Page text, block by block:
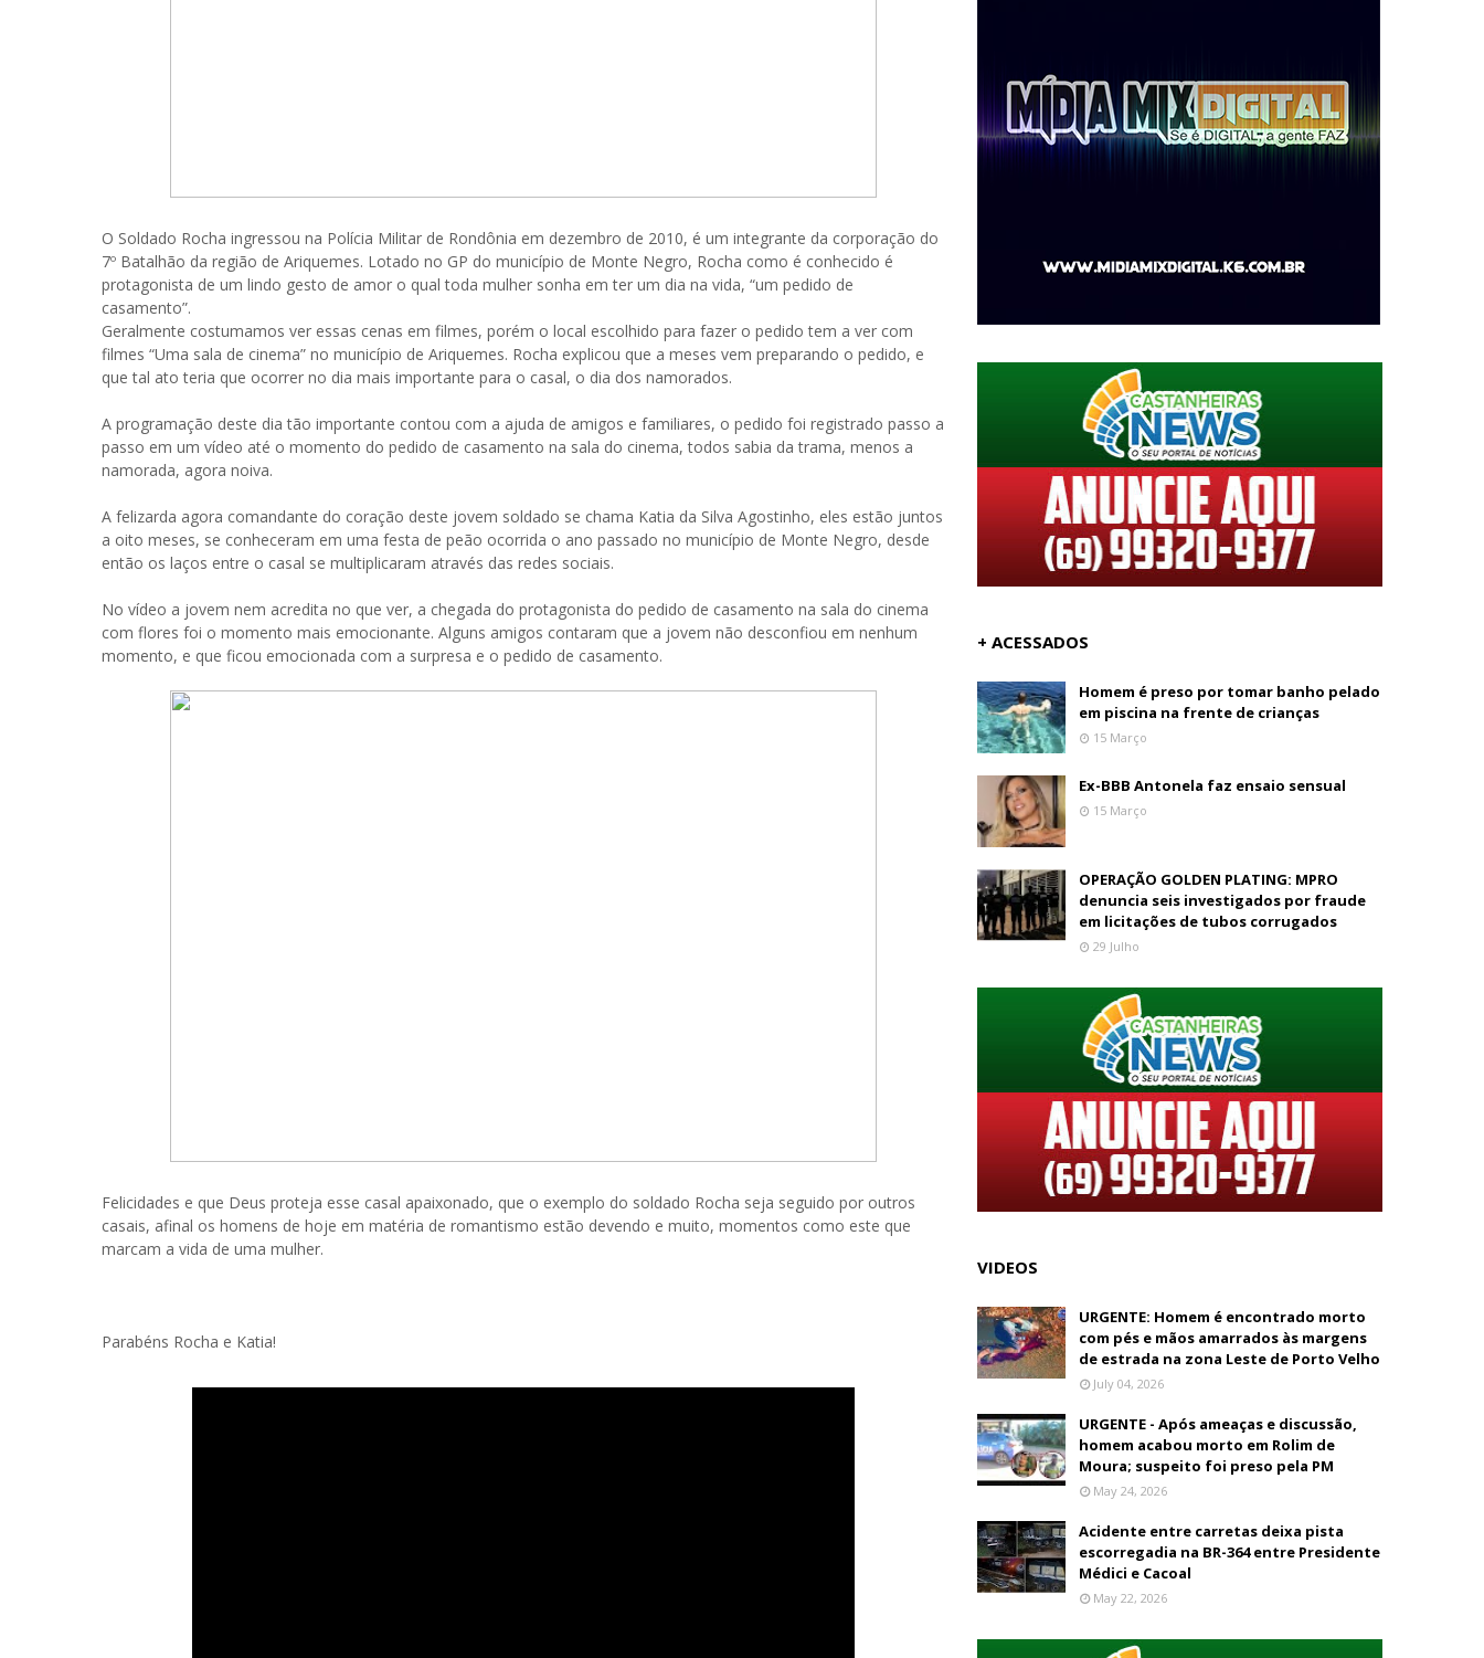
O Soldado Rocha ingressou na Polícia Militar de Rondônia em dezembro de 2010, é um integrante da corporação do
7º Batalhão da região de Ariquemes. Lotado no GP do município de Monte Negro, Rocha como é conhecido é
protagonista de um lindo gesto de amor o qual toda mulher sonha em ter um dia na vida, “um pedido de
casamento”.
Geralmente costumamos ver essas cenas em filmes, porém o local escolhido para fazer o pedido tem a ver com
filmes “Uma sala de cinema” no município de Ariquemes. Rocha explicou que a meses vem preparando o pedido, e
que tal ato teria que ocorrer no dia mais importante para o casal, o dia dos namorados.
A programação deste dia tão importante contou com a ajuda de amigos e familiares, o pedido foi registrado passo a
passo em um vídeo até o momento do pedido de casamento na sala do cinema, todos sabia da trama, menos a
namorada, agora noiva.
A felizarda agora comandante do coração deste jovem soldado se chama Katia da Silva Agostinho, eles estão juntos
a oito meses, se conheceram em uma festa de peão ocorrida o ano passado no município de Monte Negro, desde
então os laços entre o casal se multiplicaram através das redes sociais.
No vídeo a jovem nem acredita no que ver, a chegada do protagonista do pedido de casamento na sala do cinema
com flores foi o momento mais emocionante. Alguns amigos contaram que a jovem não desconfiou em nenhum
momento, e que ficou emocionada com a surpresa e o pedido de casamento.
Felicidades e que Deus proteja esse casal apaixonado, que o exemplo do soldado Rocha seja seguido por outros
casais, afinal os homens de hoje em matéria de romantismo estão devendo e muito, momentos como este que
marcam a vida de uma mulher.
Parabéns Rocha e Katia!
+ ACESSADOS
Homem é preso por tomar banho pelado
em piscina na frente de crianças
15 Março
Ex-BBB Antonela faz ensaio sensual
15 Março
OPERAÇÃO GOLDEN PLATING: MPRO
denuncia seis investigados por fraude
em licitações de tubos corrugados
29 Julho
VIDEOS
URGENTE: Homem é encontrado morto
com pés e mãos amarrados às margens
de estrada na zona Leste de Porto Velho
July 04, 2026
URGENTE - Após ameaças e discussão,
homem acabou morto em Rolim de
Moura; suspeito foi preso pela PM
May 24, 2026
Acidente entre carretas deixa pista
escorregadia na BR-364 entre Presidente
Médici e Cacoal
May 22, 2026